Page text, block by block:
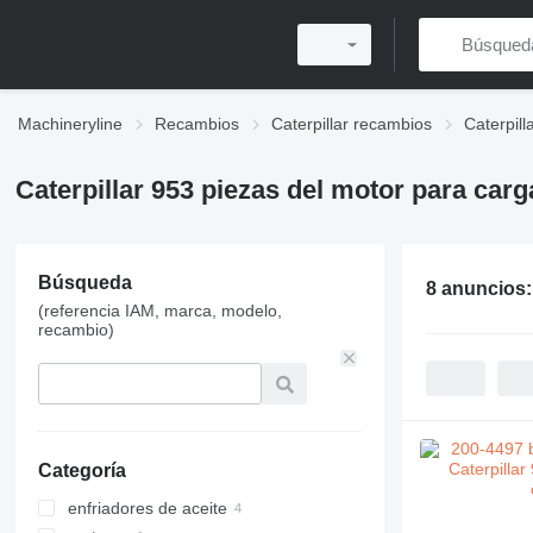
Machineryline Recambios Caterpillar recambios
Caterpillar 953 piezas del motor para
Búsqueda
(referencia IAM, marca, modelo,
recambio)
Categoría
enfriadores de aceite
8 anuncios: